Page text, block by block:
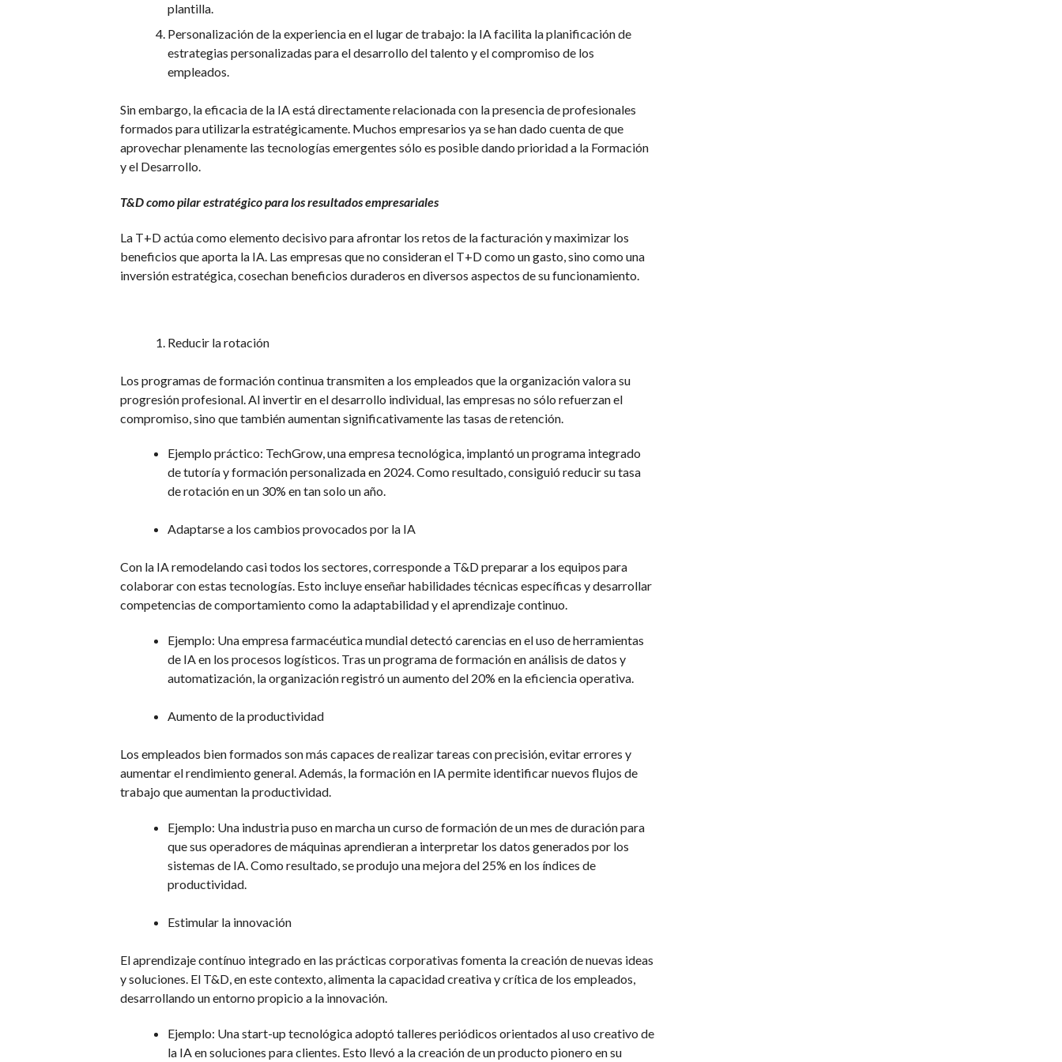
plantilla.
Personalización de la experiencia en el lugar de trabajo: la IA facilita la planificación de
estrategias personalizadas para el desarrollo del talento y el compromiso de los
empleados.
Sin embargo, la eficacia de la IA está directamente relacionada con la presencia de profesionales
formados para utilizarla estratégicamente. Muchos empresarios ya se han dado cuenta de que
aprovechar plenamente las tecnologías emergentes sólo es posible dando prioridad a la Formación
y el Desarrollo.
T&D como pilar estratégico para los resultados empresariales
La T+D actúa como elemento decisivo para afrontar los retos de la facturación y maximizar los
beneficios que aporta la IA. Las empresas que no consideran el T+D como un gasto, sino como una
inversión estratégica, cosechan beneficios duraderos en diversos aspectos de su funcionamiento.
Reducir la rotación
Los programas de formación continua transmiten a los empleados que la organización valora su
progresión profesional. Al invertir en el desarrollo individual, las empresas no sólo refuerzan el
compromiso, sino que también aumentan significativamente las tasas de retención.
Ejemplo práctico: TechGrow, una empresa tecnológica, implantó un programa integrado
de tutoría y formación personalizada en 2024. Como resultado, consiguió reducir su tasa
de rotación en un 30% en tan solo un año.
Adaptarse a los cambios provocados por la IA
Con la IA remodelando casi todos los sectores, corresponde a T&D preparar a los equipos para
colaborar con estas tecnologías. Esto incluye enseñar habilidades técnicas específicas y desarrollar
competencias de comportamiento como la adaptabilidad y el aprendizaje continuo.
Ejemplo: Una empresa farmacéutica mundial detectó carencias en el uso de herramientas
de IA en los procesos logísticos. Tras un programa de formación en análisis de datos y
automatización, la organización registró un aumento del 20% en la eficiencia operativa.
Aumento de la productividad
Los empleados bien formados son más capaces de realizar tareas con precisión, evitar errores y
aumentar el rendimiento general. Además, la formación en IA permite identificar nuevos flujos de
trabajo que aumentan la productividad.
Ejemplo: Una industria puso en marcha un curso de formación de un mes de duración para
que sus operadores de máquinas aprendieran a interpretar los datos generados por los
sistemas de IA. Como resultado, se produjo una mejora del 25% en los índices de
productividad.
Estimular la innovación
El aprendizaje contínuo integrado en las prácticas corporativas fomenta la creación de nuevas ideas
y soluciones. El T&D, en este contexto, alimenta la capacidad creativa y crítica de los empleados,
desarrollando un entorno propicio a la innovación.
Ejemplo: Una start-up tecnológica adoptó talleres periódicos orientados al uso creativo de
la IA en soluciones para clientes. Esto llevó a la creación de un producto pionero en su